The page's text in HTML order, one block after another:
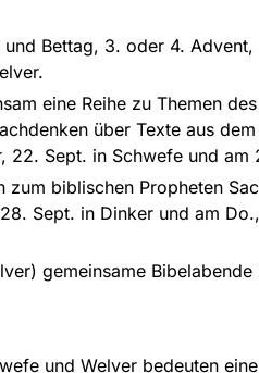
Bettag, 3. oder 4.
eine Reihe zu Themen
über Texte aus
22. Sept. in Schwefe und am
biblischen Propheten
Sept. in Dinker und am
gemeinsame
und Welver bedeuten